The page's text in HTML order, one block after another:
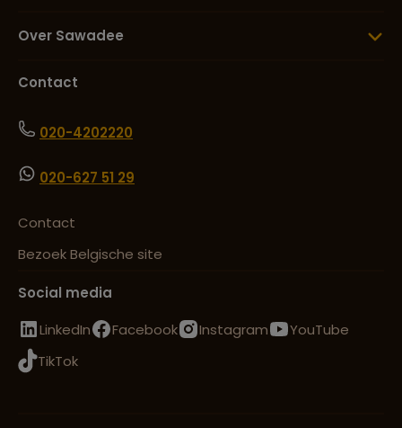
Over Sawadee
Contact
020-4202220
020-627 51 29
Contact
Bezoek Belgische site
Social media
LinkedIn
Facebook Instagram
YouTube
TikTok